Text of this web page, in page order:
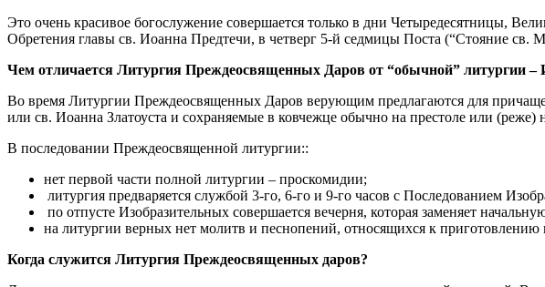
Это очень красивое богослужение совершается только в дни Четыредесятницы,
Обретения главы св. Иоанна Предтечи, в четверг 5-й седмицы Поста (“Стояние св.
Чем отличается Литургия Преждеосвященных Даров от “обычной” литургии –
Во время Литургии Преждеосвященных Даров верующим предлагаются для
или св. Иоанна Златоуста и сохраняемые в ковчежце обычно на престоле или (реже)
В последовании Преждеосвященной литургии::
нет первой части полной литургии – проскомидии;
литургия предваряется службой 3-го, 6-го и 9-го часов с Последованием
по отпусте Изобразительных совершается вечерня, которая заменяет
на литургии верных нет молитв и песнопений, относящихся к
Когда служится Литургия Преждеосвященных даров?